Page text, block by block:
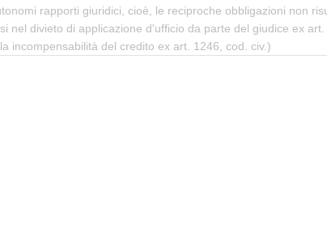
rapporti giuridici, cioè, le reciproche obbligazioni non
divieto di applicazione d'ufficio da parte del giudice ex
incompensabilità del credito ex art. 1246, cod. civ.)